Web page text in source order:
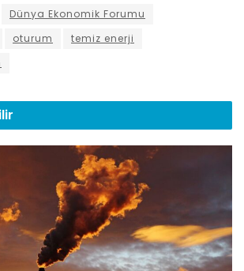
Dünya Ekonomik Forumu
oturum
temiz enerji